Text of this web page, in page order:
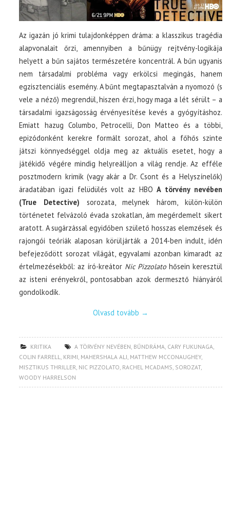
Az igazán jó krimi tulajdonképpen dráma: a klasszikus tragédia
alapvonalait őrzi, amennyiben a bűnügy rejtvény-logikája
helyett a bűn sajátos természetére koncentrál. A bűn ugyanis
nem társadalmi probléma vagy erkölcsi megingás, hanem
egzisztenciális esemény. A bűnt megtapasztalván a nyomozó (s
vele a néző) megrendül, hiszen érzi, hogy maga a lét sérült – a
társadalmi igazságosság érvényesítése kevés a gyógyításhoz.
Emiatt hazug Columbo, Petrocelli, Don Matteo és a többi,
epizódonként kerekre formált sorozat, ahol a főhős szinte
játszi könnyedséggel oldja meg az aktuális esetet, hogy a
játékidő végére mindig helyreálljon a világ rendje. Az efféle
posztmodern krimik (vagy akár a Dr. Csont és a Helyszínelők)
áradatában igazi felüdülés volt az HBOA törvény nevében
(True Detective) sorozata, melynek három, külön-külön
történetet felvázoló évada szokatlan, ám megérdemelt sikert
aratott. A sugárzással egyidőben születő hosszas elemzések és
rajongói teóriák alaposan körüljárták a 2014-ben indult, idén
befejeződött sorozat világát, egyvalami azonban kimaradt az
értelmezésekből: az író-kreátor Nic Pizzolatohősein keresztül
az isteni erényekről, pontosabban azok dermesztő hiányáról
gondolkodik.
Olvasd tovább →
KRITIKA A TÖRVÉNY NEVÉBEN BŰNDRÁMA CARY FUKUNAGA
COLIN FARRELL
KRIMI MAHERSHALA ALI MATTHEW MCCONAUGHEY,
MISZTIKUS THRILLER NIC PIZZOLATO RACHEL MCADAMS SOROZAT,
WOODY HARRELSON